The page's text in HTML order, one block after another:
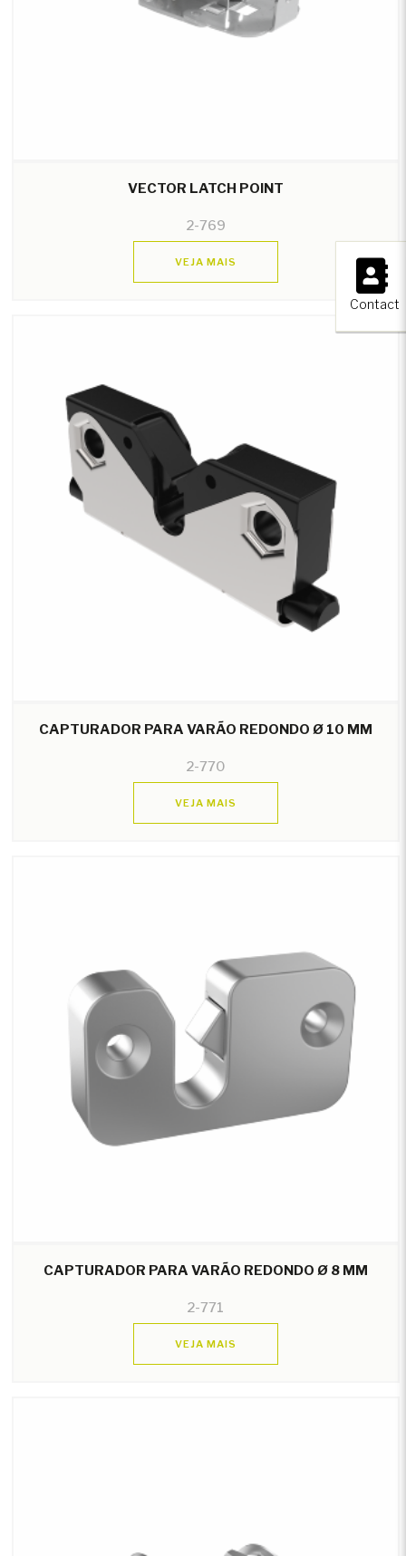
×
Contact
VECTOR LATCH POINT
2-769
VEJA MAIS
CAPTURADOR PARA VARÃO REDONDO Ø 10 MM
2-770
VEJA MAIS
CAPTURADOR PARA VARÃO REDONDO Ø 8 MM
2-771
VEJA MAIS